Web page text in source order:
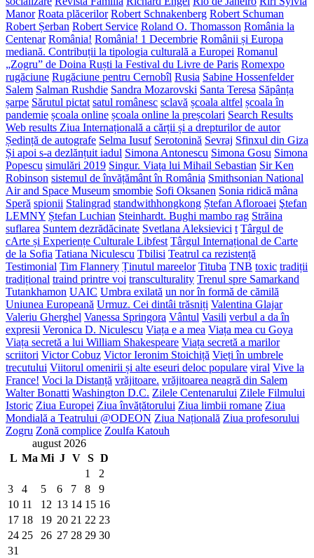
Manor Roata plăcerilor Robert Schnakenberg Robert Schuman
Robert Șerban Robert Service Roland O. Thomasson România la
Centenar România! România! 1 Decembrie Românii și Europa
mediană. Contribuții la tipologia culturală a Europei Romanul
„Zogru” de Doina Ruști la Festival du Livre de Paris Romexpo
rugăciune Rugăciune pentru Cernobîl Rusia Sabine Hossenfelder
Salem Salman Rushdie Sandra Mozarovski Santa Teresa Săpânța
șarpe Sărutul pictat satul românesc sclavă școala altfel școala în
pandemie școala online școala online la preșcolari Search Results
Web results Ziua Internațională a cărții și a drepturilor de autor
Ședință de autografe Selma Iusuf Serotonină Sevraj Sfinxul din Giza
Și apoi s-a dezlănțuit iadul Simona Antonescu Simona Gosu Simona
Popescu simulări 2019 Singur. Viața lui Mihail Sebastian Sir Ken
Robinson sistemul de învățământ în România Smithsonian National
Air and Space Museum smombie Sofi Oksanen Sonia ridică mâna
Speră spionii Stalingrad standwithhongkong Ștefan Afloroaei Ştefan
LEMNY Ștefan Luchian Steinhardt. Bughi mambo rag Străina
suflarea Suntem dezrădăcinate Svetlana Aleksievici t Târgul de
cArte și Experiențe Culturale Libfest Târgul Internațional de Carte
de la Sofia Tatiana Niculescu Tbilisi Teatrul ca rezistență
Testimonial Tim Flannery Ținutul mareelor Tituba TNB toxic tradiții
tradițional traind printre voi transculturality Trenul spre Samarkand
Tutankhamon UAIC Umbra exilată un nor în formă de cămilă
Uniunea Europeană Urmuz. Cei dintâi trăsniți Valentina Glajar
Valeriu Gherghel Vanessa Springora Vântul Vasili verbul a da în
expresii Veronica D. Niculescu Viața e a mea Viața mea cu Goya
Viața secretă a lui William Shakespeare Viața secretă a marilor
scriitori Victor Cobuz Victor Ieronim Stoichiță Vieți în umbrele
trecutului Viitorul omenirii și alte eseuri deloc populare viral Vive la
France! Voci la Distanță vrăjitoare. vrăjitoarea neagră din Salem
Walter Bonatti Washington D.C. Zilele Centenarului Zilele Filmului
Istoric Ziua Europei Ziua învățătorului Ziua limbii romane Ziua
Mondială a Teatrului @ODEON Ziua Națională Ziua profesorului
Zogru Zonă complice Zoulfa Katouh
august 2026
L Ma Mi J V S D
1
2
3
4 5 6 7 8
9
10 11 12 13 14 15 16
17 18 19 20 21 22 23
24 25 26 27 28 29 30
31